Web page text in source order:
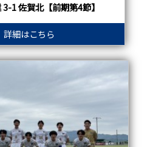
1 佐賀北【前期第4節】
詳細はこちら